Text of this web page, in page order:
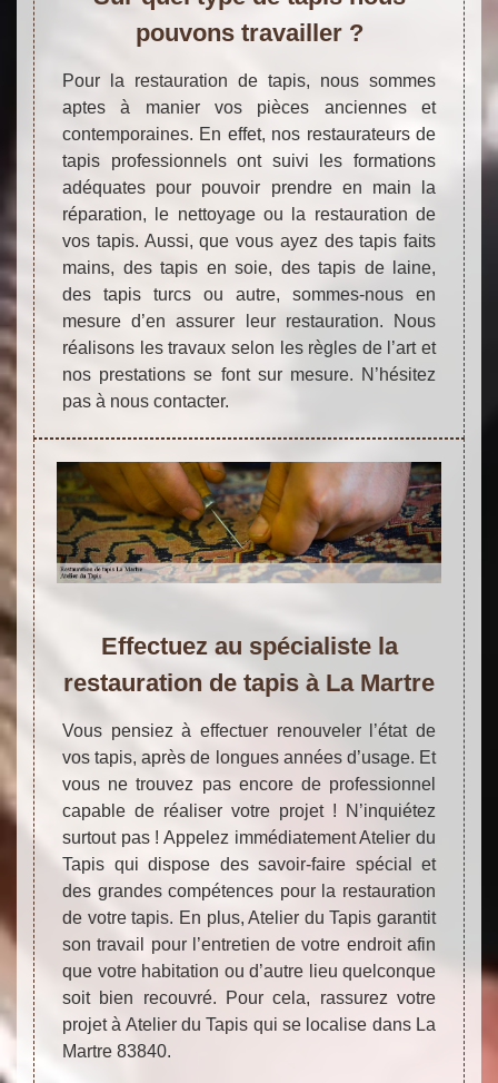
pouvons travailler ?
Pour la restauration de tapis, nous sommes
aptes à manier vos pièces anciennes et
contemporaines. En effet, nos restaurateurs de
tapis professionnels ont suivi les formations
adéquates pour pouvoir prendre en main la
réparation, le nettoyage ou la restauration de
vos tapis. Aussi, que vous ayez des tapis faits
mains, des tapis en soie, des tapis de laine,
des tapis turcs ou autre, sommes-nous en
mesure d’en assurer leur restauration. Nous
réalisons les travaux selon les règles de l’art et
nos prestations se font sur mesure. N’hésitez
pas à nous contacter.
Effectuez au spécialiste la
restauration de tapis à La Martre
Vous pensiez à effectuer renouveler l’état de
vos tapis, après de longues années d’usage. Et
vous ne trouvez pas encore de professionnel
capable de réaliser votre projet ! N’inquiétez
surtout pas ! Appelez immédiatement Atelier du
Tapis qui dispose des savoir-faire spécial et
des grandes compétences pour la restauration
de votre tapis. En plus, Atelier du Tapis garantit
son travail pour l’entretien de votre endroit afin
que votre habitation ou d’autre lieu quelconque
soit bien recouvré. Pour cela, rassurez votre
projet à Atelier du Tapis qui se localise dans La
Martre 83840.